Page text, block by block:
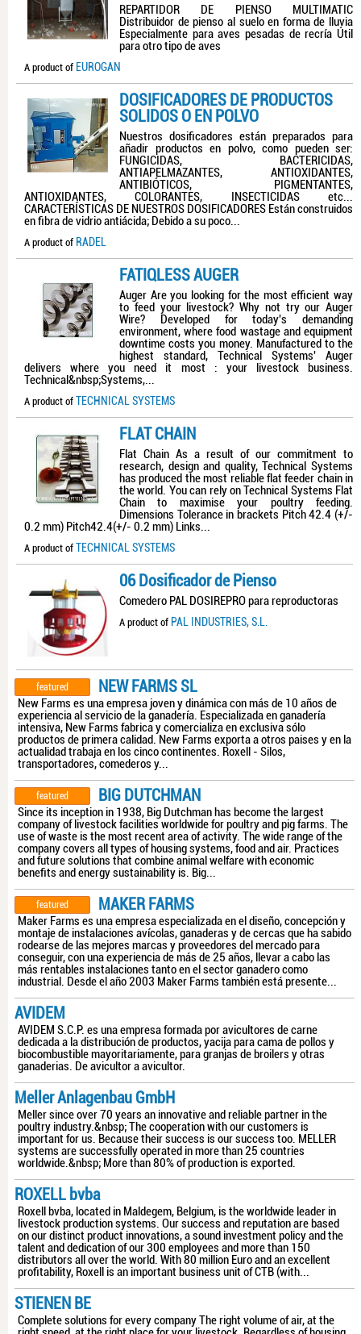
REPARTIDOR DE PIENSO MULTIMATIC
Distribuidor de pienso al suelo en forma de lluvia
Especialmente para aves pesadas de recría Útil
para otro tipo de aves
A product of EUROGAN
DOSIFICADORES DE PRODUCTOS
SOLIDOS O EN POLVO
Nuestros dosificadores están preparados para
añadir productos en polvo, como pueden ser:
FUNGICIDAS, BACTERICIDAS,
ANTIAPELMAZANTES, ANTIOXIDANTES,
ANTIBIÓTICOS, PIGMENTANTES,
ANTIOXIDANTES, COLORANTES, INSECTICIDAS etc...
CARACTERÍSTICAS DE NUESTROS DOSIFICADORES Están construidos
en fibra de vidrio antiácida; Debido a su poco...
A product of RADEL
FATIQLESS AUGER
Auger Are you looking for the most efficient way
to feed your livestock? Why not try our Auger
Wire? Developed for today's demanding
environment, where food wastage and equipment
downtime costs you money. Manufactured to the
highest standard, Technical Systems' Auger
delivers where you need it most : your livestock business.
Technical&nbsp;Systems,...
A product of TECHNICAL SYSTEMS
FLAT CHAIN
Flat Chain As a result of our commitment to
research, design and quality, Technical Systems
has produced the most reliable flat feeder chain in
the world. You can rely on Technical Systems Flat
Chain to maximise your poultry feeding.
Dimensions Tolerance in brackets Pitch 42.4 (+/-
0.2 mm) Pitch42.4(+/- 0.2 mm) Links...
A product of TECHNICAL SYSTEMS
06 Dosificador de Pienso
Comedero PAL DOSIREPRO para reproductoras
A product of PAL INDUSTRIES, S.L.
featured NEW FARMS SL
New Farms es una empresa joven y dinámica con más de 10 años de
experiencia al servicio de la ganadería. Especializada en ganadería
intensiva, New Farms fabrica y comercializa en exclusiva sólo
productos de primera calidad. New Farms exporta a otros paises y en la
actualidad trabaja en los cinco continentes. Roxell - Silos,
transportadores, comederos y...
featured BIG DUTCHMAN
Since its inception in 1938, Big Dutchman has become the largest
company of livestock facilities worldwide for poultry and pig farms. The
use of waste is the most recent area of ​​activity. The wide range of the
company covers all types of housing systems, food and air. Practices
and future solutions that combine animal welfare with economic
benefits and energy sustainability is. Big...
featured MAKER FARMS
Maker Farms es una empresa especializada en el diseño, concepción y
montaje de instalaciones avícolas, ganaderas y de cercas que ha sabido
rodearse de las mejores marcas y proveedores del mercado para
conseguir, con una experiencia de más de 25 años, llevar a cabo las
más rentables instalaciones tanto en el sector ganadero como
industrial. Desde el año 2003 Maker Farms también está presente...
AVIDEM
AVIDEM S.C.P. es una empresa formada por avicultores de carne
dedicada a la distribución de productos, yacija para cama de pollos y
biocombustible mayoritariamente, para granjas de broilers y otras
ganaderias. De avicultor a avicultor.
Meller Anlagenbau GmbH
Meller since over 70 years an innovative and reliable partner in the
poultry industry.&nbsp; The cooperation with our customers is
important for us. Because their success is our success too. MELLER
systems are successfully operated in more than 25 countries
worldwide.&nbsp; More than 80% of production is exported.
ROXELL bvba
Roxell bvba, located in Maldegem, Belgium, is the worldwide leader in
livestock production systems. Our success and reputation are based
on our distinct product innovations, a sound investment policy and the
talent and dedication of our 300 employees and more than 150
distributors all over the world. With 80 million Euro and an excellent
profitability, Roxell is an important business unit of CTB (with...
STIENEN BE
Complete solutions for every company The right volume of air, at the